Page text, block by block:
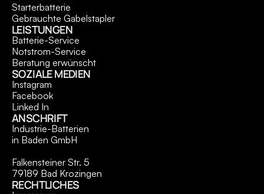
Starterbatterie
Gebrauchte Gabelstapler
LEISTUNGEN
Batterie-Service
Notstrom-Service
Beratung erwünscht
SOZIALE MEDIEN
Instagram
Facebook
Linked In
ANSCHRIFT
Industrie-Batterien
in Baden GmbH
Falkensteiner Str. 5
79189 Bad Krozingen
RECHTLICHES